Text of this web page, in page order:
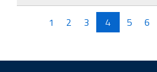
1 2 3 4 5 6